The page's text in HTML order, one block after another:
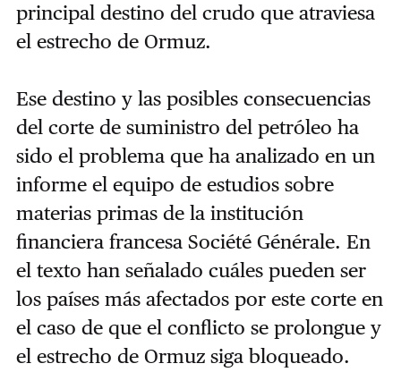
principal destino del crudo que atraviesa
el estrecho de Ormuz.
Ese destino y las posibles consecuencias
del corte de suministro del petróleo ha
sido el problema que ha analizado en un
informe el equipo de estudios sobre
materias primas de la institución
financiera francesa Société Générale. En
el texto han señalado cuáles pueden ser
los países más afectados por este corte en
el caso de que el conflicto se prolongue y
el estrecho de Ormuz siga bloqueado.